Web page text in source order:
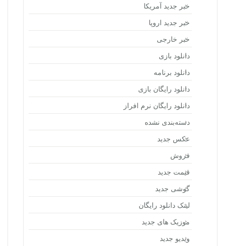
خبر جدید آمریکا
خبر جدید اروپا
خبر خارجی
دانلود بازی
دانلود برنامه
دانلود رایگان بازی
دانلود رایگان نرم افراز
دسته‌بندی نشده
عکس جدید
فروش
قیمت جدید
گوشی جدید
لینک دانلود رایگان
موزیک های جدید
ویدیو جدید